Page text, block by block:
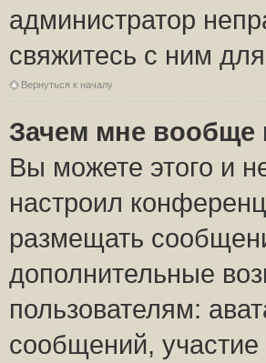
администратор
свяжитесь с ним
Вернуться к началу
Зачем мне вообще
Вы можете этого и
настроил
размещать
дополнительные
пользователям:
сообщений, участие